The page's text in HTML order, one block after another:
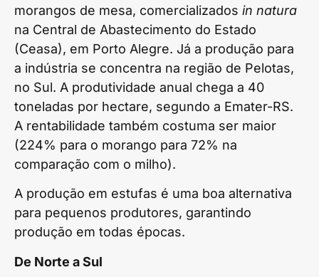
morangos de mesa, comercializados in natura
na Central de Abastecimento do Estado
(Ceasa), em Porto Alegre. Já a produção para
a indústria se concentra na região de Pelotas,
no Sul. A produtividade anual chega a 40
toneladas por hectare, segundo a Emater-RS.
A rentabilidade também costuma ser maior
(224% para o morango para 72% na
comparação com o milho).
A produção em estufas é uma boa alternativa
para pequenos produtores, garantindo
produção em todas épocas.
De Norte a Sul